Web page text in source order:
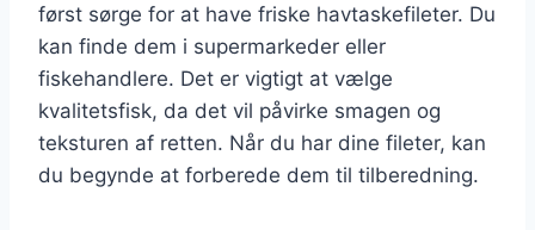
først sørge for at have friske havtaskefileter. Du
kan finde dem i supermarkeder eller
fiskehandlere. Det er vigtigt at vælge
kvalitetsfisk, da det vil påvirke smagen og
teksturen af retten. Når du har dine fileter, kan
du begynde at forberede dem til tilberedning.